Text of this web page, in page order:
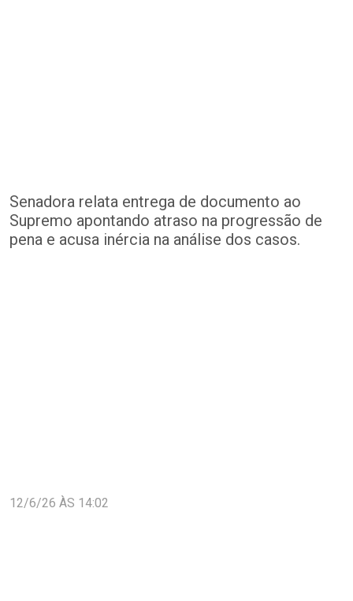
Senadora relata entrega de documento ao
Supremo apontando atraso na progressão de
pena e acusa inércia na análise dos casos.
12/6/26 ÀS 14:02